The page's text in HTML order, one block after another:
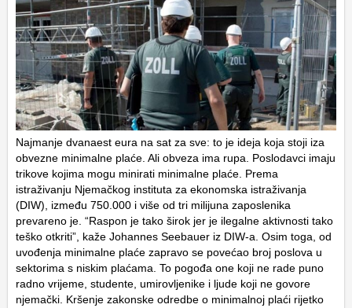
Najmanje dvanaest eura na sat za sve: to je ideja koja stoji iza
obvezne minimalne plaće. Ali obveza ima rupa. Poslodavci imaju
trikove kojima mogu minirati minimalne plaće. Prema
istraživanju Njemačkog instituta za ekonomska istraživanja
(DIW), između 750.000 i više od tri milijuna zaposlenika
prevareno je. “Raspon je tako širok jer je ilegalne aktivnosti tako
teško otkriti”, kaže Johannes Seebauer iz DIW-a. Osim toga, od
uvođenja minimalne plaće zapravo se povećao broj poslova u
sektorima s niskim plaćama. To pogođa one koji ne rade puno
radno vrijeme, studente, umirovljenike i ljude koji ne govore
njemački. Kršenje zakonske odredbe o minimalnoj plaći rijetko